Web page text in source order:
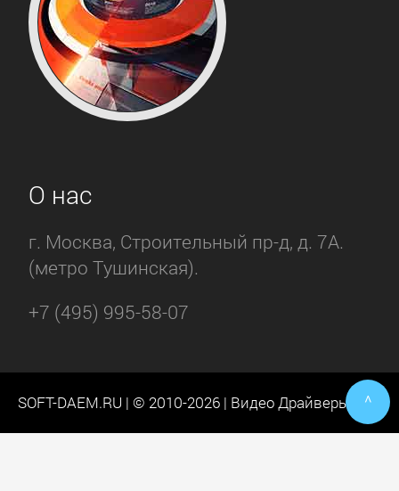
О нас
г. Москва, Строительный пр-д, д. 7А.
(метро Тушинская).
+7 (495) 995-58-07
SOFT-DAEM.RU | © 2010-2026 | Видео Драйверы ^